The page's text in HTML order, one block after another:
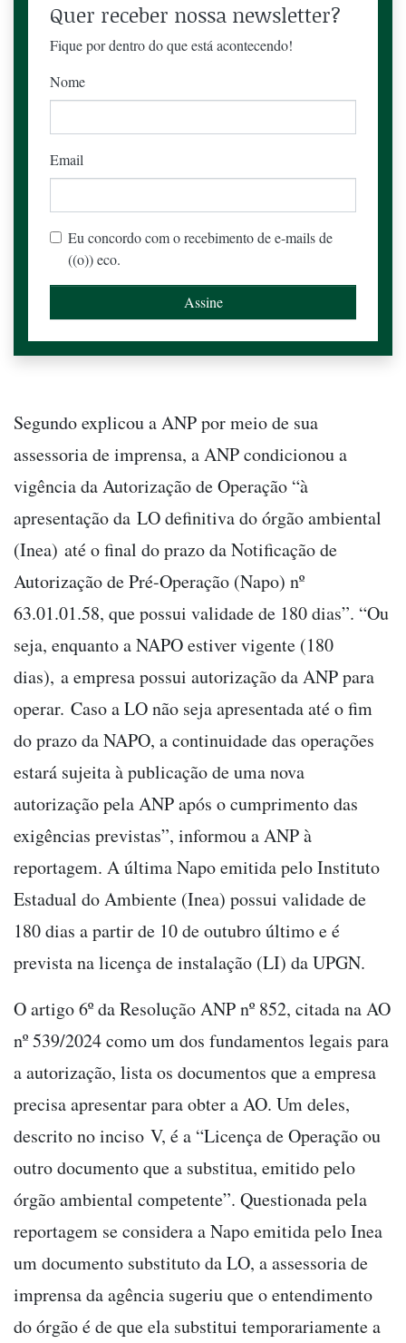
Quer receber nossa newsletter?
Fique por dentro do que está acontecendo!
Nome
Email
Eu concordo com o recebimento de e-mails de
((o)) eco.
Segundo explicou a ANP por meio de sua
assessoria de imprensa, a ANP condicionou a
vigência da Autorização de Operação “à
apresentação da LO definitiva do órgão ambiental
(Inea) até o final do prazo da Notificação de
Autorização de Pré-Operação (Napo) nº
63.01.01.58, que possui validade de 180 dias”. “Ou
seja, enquanto a NAPO estiver vigente (180
dias), a empresa possui autorização da ANP para
operar. Caso a LO não seja apresentada até o fim
do prazo da NAPO, a continuidade das operações
estará sujeita à publicação de uma nova
autorização pela ANP após o cumprimento das
exigências previstas”, informou a ANP à
reportagem. A última Napo emitida pelo Instituto
Estadual do Ambiente (Inea) possui validade de
180 dias a partir de 10 de outubro último e é
prevista na licença de instalação (LI) da UPGN.
O artigo 6º da Resolução ANP nº 852, citada na AO
nº 539/2024 como um dos fundamentos legais para
a autorização, lista os documentos que a empresa
precisa apresentar para obter a AO. Um deles,
descrito no inciso V, é a “Licença de Operação ou
outro documento que a substitua, emitido pelo
órgão ambiental competente”. Questionada pela
reportagem se considera a Napo emitida pelo Inea
um documento substituto da LO, a assessoria de
imprensa da agência sugeriu que o entendimento
do órgão é de que ela substitui temporariamente a